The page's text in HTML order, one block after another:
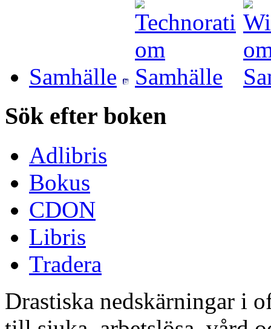
Samhälle
Sök efter boken
Adlibris
Bokus
CDON
Libris
Tradera
Drastiska nedskärningar i